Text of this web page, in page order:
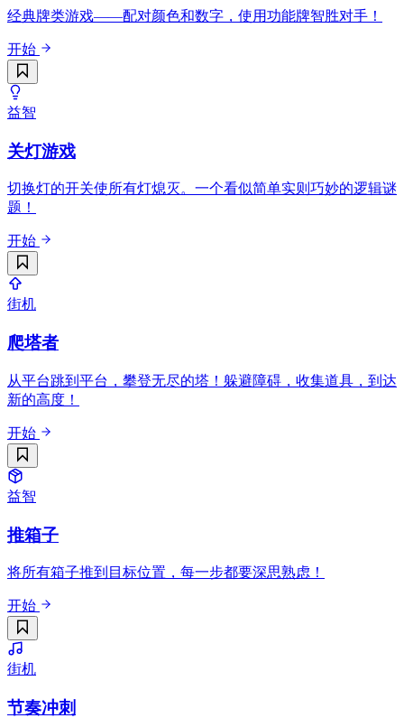
经典牌类游戏——配对颜色和数字，使用功能牌智胜对手！
开始
益智
关灯游戏
切换灯的开关使所有灯熄灭。一个看似简单实则巧妙的逻辑谜
题！
开始
街机
爬塔者
从平台跳到平台，攀登无尽的塔！躲避障碍，收集道具，到达
新的高度！
开始
益智
推箱子
将所有箱子推到目标位置，每一步都要深思熟虑！
开始
街机
节奏冲刺